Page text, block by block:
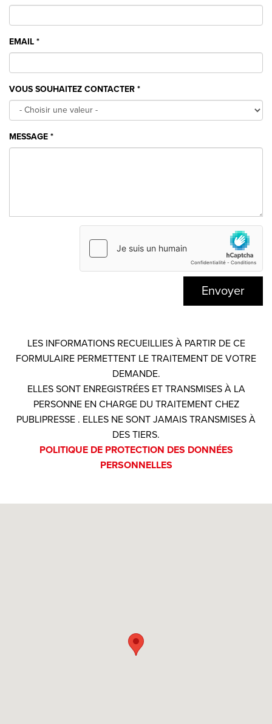
EMAIL *
VOUS SOUHAITEZ CONTACTER *
MESSAGE *
Envoyer
LES INFORMATIONS RECUEILLIES À PARTIR DE CE
FORMULAIRE PERMETTENT LE TRAITEMENT DE VOTRE
DEMANDE.
ELLES SONT ENREGISTRÉES ET TRANSMISES À LA
PERSONNE EN CHARGE DU TRAITEMENT CHEZ
PUBLIPRESSE . ELLES NE SONT JAMAIS TRANSMISES À
DES TIERS.
POLITIQUE DE PROTECTION DES DONNÉES
PERSONNELLES